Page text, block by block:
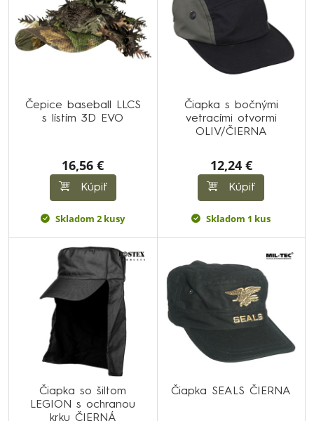
Čepice baseball LLCS
s lístím 3D EVO
16,56 €
Kúpiť
Skladom 2 kusy
Čiapka s bočnými
vetracími otvormi
OLIV/ČIERNA
12,24 €
Kúpiť
Skladom 1 kus
Čiapka so šiltom
LEGION s ochranou
krku ČIERNÁ
Čiapka SEALS ČIERNA